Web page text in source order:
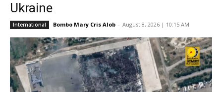
Ukraine
International Bombo Mary Cris Alob - August 8, 2026 | 10:15 AM